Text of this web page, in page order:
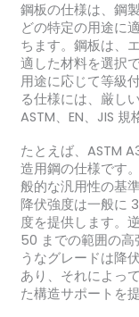
鋼板の仕様は、鋼
どの特定の用途に
ちます。鋼板は、
適した材料を選択
用途に応じて等級
る仕様には、厳し
ASTM、EN、JIS
たとえば、ASTM
造用鋼の仕様です
般的な汎用性の基
降伏強度は一般に
度を提供します。
50 までの範囲の高
うなグレードは降
あり、それによっ
た構造サポートを